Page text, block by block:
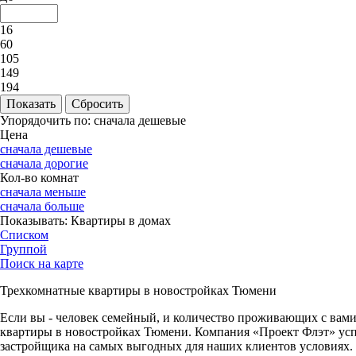
16
60
105
149
194
Упорядочить по: сначала дешевые
Цена
сначала дешевые
сначала дорогие
Кол-во комнат
сначала меньше
сначала больше
Показывать: Квартиры в домах
Списком
Группой
Поиск на карте
Трехкомнатные квартиры в новостройках Тюмени
Если вы - человек семейный, и количество проживающих с
квартиры в новостройках Тюмени. Компания «Проект Флэт»
застройщика на самых выгодных для наших клиентов